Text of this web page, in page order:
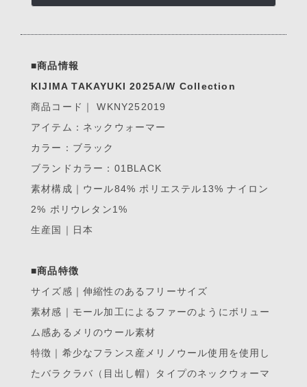
■商品情報
KIJIMA TAKAYUKI 2025A/W Collection
商品コード｜ WKNY252019
アイテム：ネックウォーマー
カラー：ブラック
ブランドカラー：01BLACK
素材構成｜ウール84% ポリエステル13% ナイロン
2% ポリウレタン1%
生産国｜日本
■商品特徴
サイズ感｜伸縮性のあるフリーサイズ
素材感｜モール加工によるファーのようにボリュー
ム感あるメリのウール素材
特徴｜希少なフランス産メリノウール使用を使用し
たバラクラバ（目出し帽）タイプのネックウォーマ